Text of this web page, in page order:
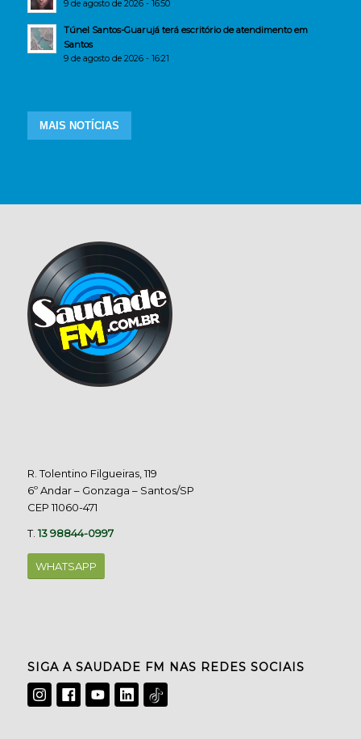
9 de agosto de 2026 - 16:50
Túnel Santos-Guarujá terá escritório de atendimento em
Santos
9 de agosto de 2026 - 16:21
MAIS NOTÍCIAS
R. Tolentino Filgueiras, 119
6º Andar – Gonzaga – Santos/SP
CEP 11060-471
T.13 98844-0997
WHATSAPP
SIGA A SAUDADE FM NAS REDES SOCIAIS